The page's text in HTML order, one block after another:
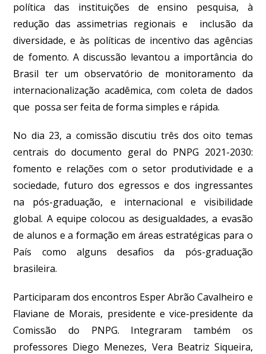
política das instituições de ensino pesquisa, à
redução das assimetrias regionais e inclusão da
diversidade, e às políticas de incentivo das agências
de fomento. A discussão levantou a importância do
Brasil ter um observatório de monitoramento da
internacionalização acadêmica, com coleta de dados
que possa ser feita de forma simples e rápida.
No dia 23, a comissão discutiu três dos oito temas
centrais do documento geral do PNPG 2021-2030:
fomento e relações com o setor produtividade e a
sociedade, futuro dos egressos e dos ingressantes
na pós-graduação, e internacional e visibilidade
global. A equipe colocou as desigualdades, a evasão
de alunos e a formação em áreas estratégicas para o
País como alguns desafios da pós-graduação
brasileira.
Participaram dos encontros Esper Abrão Cavalheiro e
Flaviane de Morais, presidente e vice-presidente da
Comissão do PNPG. Integraram também os
professores Diego Menezes, Vera Beatriz Siqueira,